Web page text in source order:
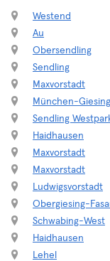
Westend
Au
Obersendling
Sendling
Maxvorstadt
München-Giesing
Sendling
Haidhausen
Maxvorstadt
Maxvorstadt
Ludwigsvorstadt
Obergiesing-
Schwabing-West
Haidhausen
Lehel